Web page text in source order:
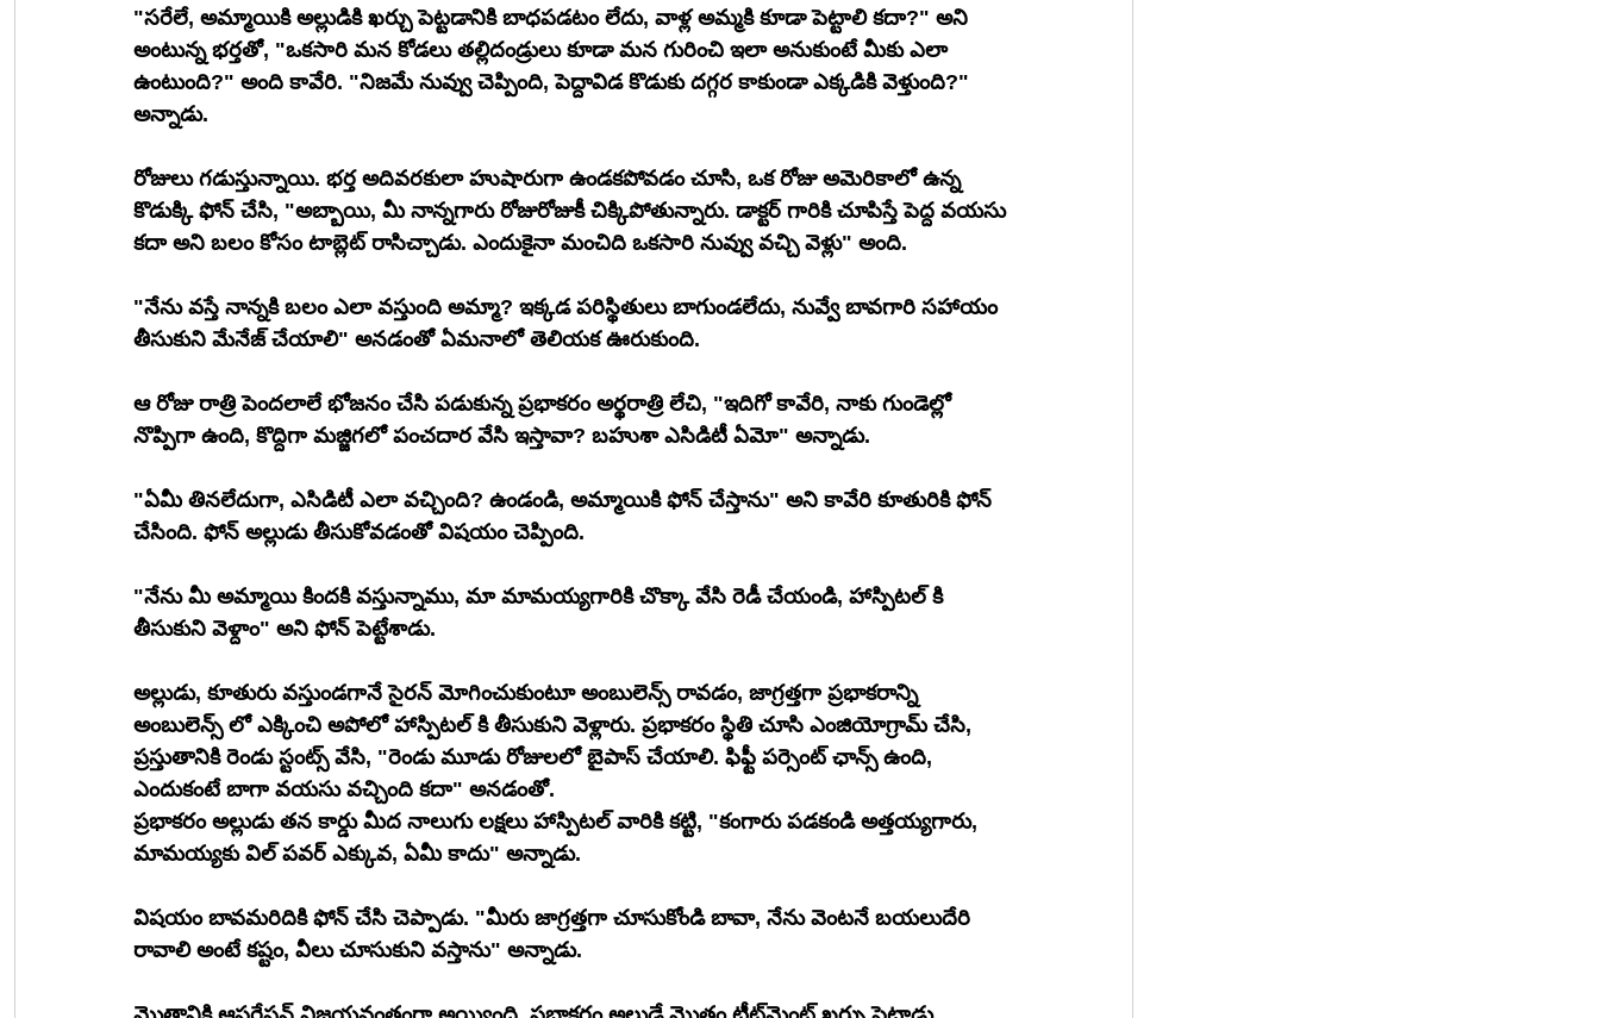
"సరేలే, అమ్మాయికి అల్లుడికి ఖర్చు పెట్టడానికి బాధపడటం లేదు, వాళ్ల అమ్మకి కూడా పెట్టాలి కదా?" అని
అంటున్న భర్తతో, "ఒకసారి మన కోడలు తల్లిదండ్రులు కూడా మన గురించి ఇలా అనుకుంటే మీకు ఎలా
ఉంటుంది?" అంది కావేరి. "నిజమే నువ్వు చెప్పింది, పెద్దావిడ కొడుకు దగ్గర కాకుండా ఎక్కడికి వెళ్తుంది?"
అన్నాడు.
రోజులు గడుస్తున్నాయి. భర్త అదివరకులా హుషారుగా ఉండకపోవడం చూసి, ఒక రోజు అమెరికాలో ఉన్న
కొడుక్కి ఫోన్ చేసి, "అబ్బాయి, మీ నాన్నగారు రోజురోజుకీ చిక్కిపోతున్నారు. డాక్టర్ గారికి చూపిస్తే పెద్ద వయసు
కదా అని బలం కోసం టాబ్లెట్ రాసిచ్చాడు. ఎందుకైనా మంచిది ఒకసారి నువ్వు వచ్చి వెళ్లు" అంది.
"నేను వస్తే నాన్నకి బలం ఎలా వస్తుంది అమ్మా? ఇక్కడ పరిస్థితులు బాగుండలేదు, నువ్వే బావగారి సహాయం
తీసుకుని మేనేజ్ చేయాలి" అనడంతో ఏమనాలో తెలియక ఊరుకుంది.
ఆ రోజు రాత్రి పెందలాలే భోజనం చేసి పడుకున్న ప్రభాకరం అర్థరాత్రి లేచి, "ఇదిగో కావేరి, నాకు గుండెల్లో
నొప్పిగా ఉంది, కొద్దిగా మజ్జిగలో పంచదార వేసి ఇస్తావా? బహుశా ఎసిడిటీ ఏమో" అన్నాడు.
"ఏమీ తినలేదుగా, ఎసిడిటీ ఎలా వచ్చింది? ఉండండి, అమ్మాయికి ఫోన్ చేస్తాను" అని కావేరి కూతురికి ఫోన్
చేసింది. ఫోన్ అల్లుడు తీసుకోవడంతో విషయం చెప్పింది.
"నేను మీ అమ్మాయి కిందకి వస్తున్నాము, మా మామయ్యగారికి చొక్కా వేసి రెడీ చేయండి, హాస్పిటల్ కి
తీసుకుని వెళ్దాం" అని ఫోన్ పెట్టేశాడు.
అల్లుడు, కూతురు వస్తుండగానే సైరన్ మోగించుకుంటూ అంబులెన్స్ రావడం, జాగ్రత్తగా ప్రభాకరాన్ని
అంబులెన్స్ లో ఎక్కించి అపోలో హాస్పిటల్ కి తీసుకుని వెళ్లారు. ప్రభాకరం స్థితి చూసి ఎంజియోగ్రామ్ చేసి,
ప్రస్తుతానికి రెండు స్టంట్స్ వేసి, "రెండు మూడు రోజులలో బైపాస్ చేయాలి. ఫిఫ్టీ పర్సెంట్ ఛాన్స్ ఉంది,
ఎందుకంటే బాగా వయసు వచ్చింది కదా" అనడంతో.
ప్రభాకరం అల్లుడు తన కార్డు మీద నాలుగు లక్షలు హాస్పిటల్ వారికి కట్టి, "కంగారు పడకండి అత్తయ్యగారు,
మామయ్యకు విల్ పవర్ ఎక్కువ, ఏమీ కాదు" అన్నాడు.
విషయం బావమరిదికి ఫోన్ చేసి చెప్పాడు. "మీరు జాగ్రత్తగా చూసుకోండి బావా, నేను వెంటనే బయలుదేరి
రావాలి అంటే కష్టం, వీలు చూసుకుని వస్తాను" అన్నాడు.